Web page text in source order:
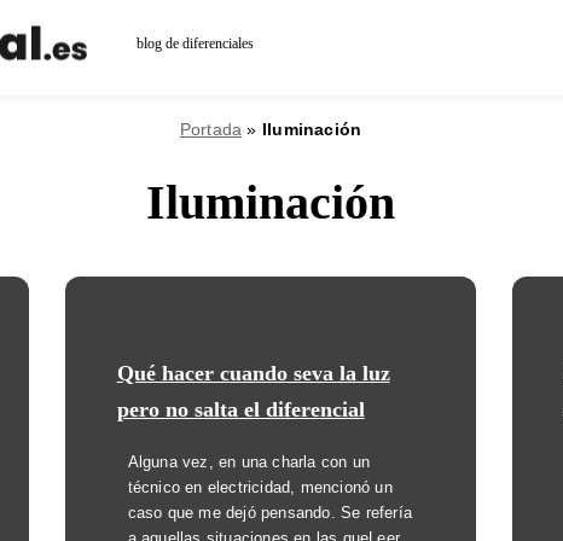
blog de diferenciales
Portada » Iluminación
Iluminación
Qué hacer cuando seva la luz
pero no salta el diferencial
Alguna vez, en una charla con un
técnico en electricidad, mencionó un
caso que me dejó pensando. Se refería